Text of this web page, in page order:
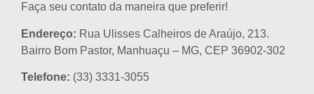
Faça seu contato da maneira que preferir!
Endereço: Rua Ulisses Calheiros de Araújo, 213.
Bairro Bom Pastor, Manhuaçu – MG, CEP 36902-302
Telefone: (33) 3331-3055